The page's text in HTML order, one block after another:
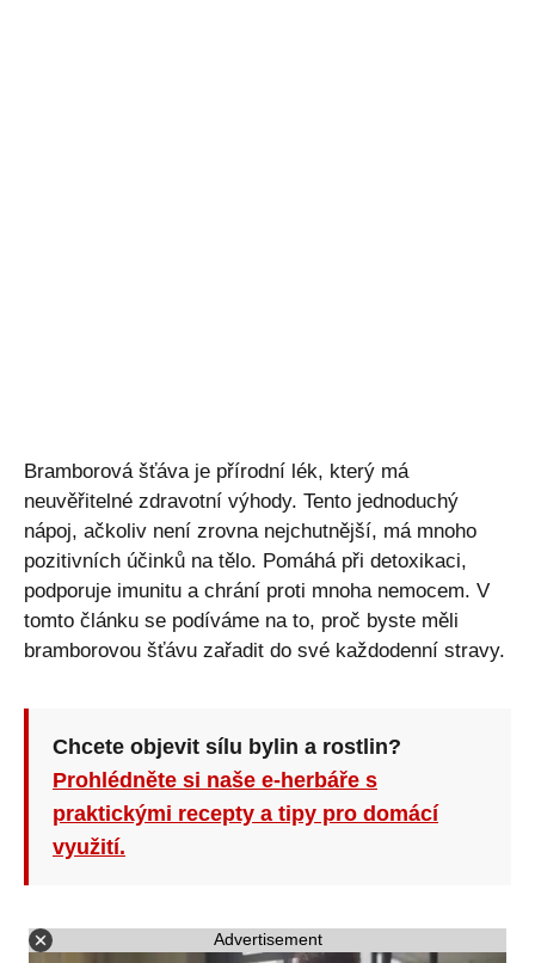
Bramborová šťáva je přírodní lék, který má
neuvěřitelné zdravotní výhody. Tento jednoduchý
nápoj, ačkoliv není zrovna nejchutnější, má mnoho
pozitivních účinků na tělo. Pomáhá při detoxikaci,
podporuje imunitu a chrání proti mnoha nemocem. V
tomto článku se podíváme na to, proč byste měli
bramborovou šťávu zařadit do své každodenní stravy.
Chcete objevit sílu bylin a rostlin?
Prohlédněte si naše e-herbáře s
praktickými recepty a tipy pro domácí
využití.
Advertisement